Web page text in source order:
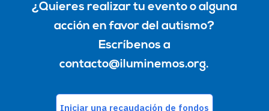
¿Quieres realizar tu evento o alguna
acción en favor del autismo?
Escríbenos a
contacto@iluminemos.org.